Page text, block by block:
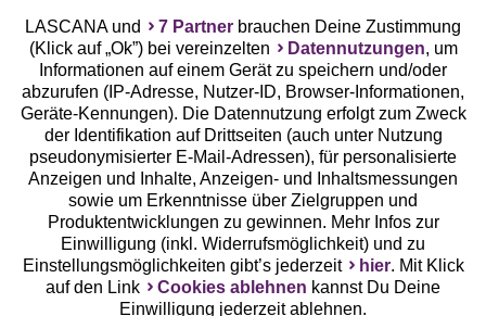
Geprüfte Sicherheit
Unsere Apps
LASCANA und 7 Partner brauchen Deine Zustimmung
(Klick auf „Ok”) bei vereinzelten
Datennutzungen, um
Informationen auf einem Gerät zu speichern und/oder
abzurufen (IP-Adresse, Nutzer-ID, Browser-Informationen,
Geräte-Kennungen). Die Datennutzung erfolgt zum Zweck
der Identifikation auf Drittseiten (auch unter Nutzung
pseudonymisierter E-Mail-Adressen), für personalisierte
Anzeigen und Inhalte, Anzeigen- und Inhaltsmessungen
sowie um Erkenntnisse über Zielgruppen und
Produktentwicklungen zu gewinnen. Mehr Infos zur
Einwilligung (inkl. Widerrufsmöglichkeit) und zu
Einstellungsmöglichkeiten gibt’s jederzeit
hier. Mit Klick
auf den Link
Cookies ablehnen kannst Du Deine
Einwilligung jederzeit ablehnen.